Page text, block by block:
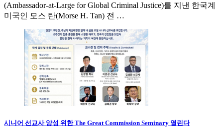
(Ambassador-at-Large for Global Criminal Justice)를 지낸 한국계
미국인 모스 탄(Morse H. Tan) 전 …
시니어 선교사 양성 위한 The Great Commission Seminary 열린다